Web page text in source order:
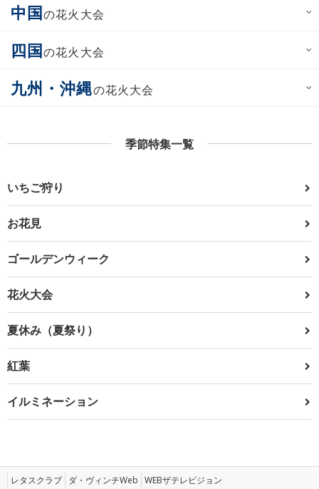
中国の花火大会
四国の花火大会
九州・沖縄の花火大会
季節特集一覧
いちご狩り
お花見
ゴールデンウィーク
花火大会
夏休み（夏祭り）
紅葉
イルミネーション
レタスクラブ ダ・ヴィンチWeb WEBザテレビジョン